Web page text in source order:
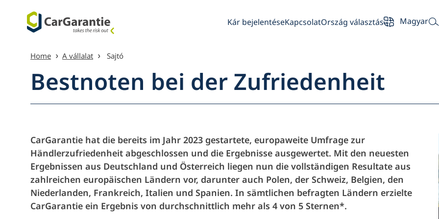
Ugrás a tartalomra
Kár bejelentéseKapcsolatOrszág választás Magyar
Partner
Üzembentartó
Home A vállalat Sajtó
Bestnoten bei der Zufriedenheit
CarGarantie hat die bereits im Jahr 2023 gestartete, europaweite Umfrage zur
Händlerzufriedenheit abgeschlossen und die Ergebnisse ausgewertet. Mit den neuesten
Ergebnissen aus Deutschland und Österreich liegen nun die vollständigen Resultate aus
zahlreichen europäischen Ländern vor, darunter auch Polen, der Schweiz, Belgien, den
Niederlanden, Frankreich, Italien und Spanien. In sämtlichen befragten Ländern erzielte
CarGarantie ein Ergebnis von durchschnittlich mehr als 4 von 5 Sternen*.